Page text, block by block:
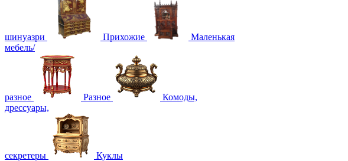
шинуазри Прихожие
Маленькая
мебель/
разное Разное
Комоды,
дрессуары,
секретеры Куклы